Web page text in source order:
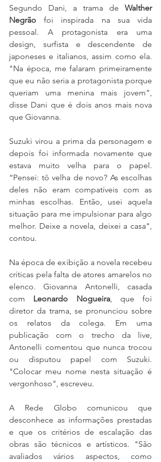
Segundo Dani, a trama de Walther
Negrão foi inspirada na sua vida
pessoal. A protagonista era uma
design, surfista e descendente de
japoneses e italianos, assim como ela.
"Na época, me falaram primeiramente
que eu não seria a protagonista porque
queriam uma menina mais jovem”,
disse Dani que é dois anos mais nova
que Giovanna.
Suzuki virou a prima da personagem e
depois foi informada novamente que
estava muito velha para o papel.
“Pensei: tô velha de novo? As escolhas
deles não eram compatíveis com as
minhas escolhas. Então, usei aquela
situação para me impulsionar para algo
melhor. Deixe a novela, deixei a casa",
contou.
Na época de exibição a novela recebeu
críticas pela falta de atores amarelos no
elenco. Giovanna Antonelli, casada
com Leonardo Nogueira, que foi
diretor da trama, se pronunciou sobre
os relatos da colega. Em uma
publicação com o trecho da live,
Antonelli comentou que nunca trocou
ou disputou papel com Suzuki.
"Colocar meu nome nesta situação é
vergonhoso", escreveu.
A Rede Globo comunicou que
desconhece as informações prestadas
e que os critérios de escalação das
obras são técnicos e artísticos. "São
avaliados vários aspectos, como